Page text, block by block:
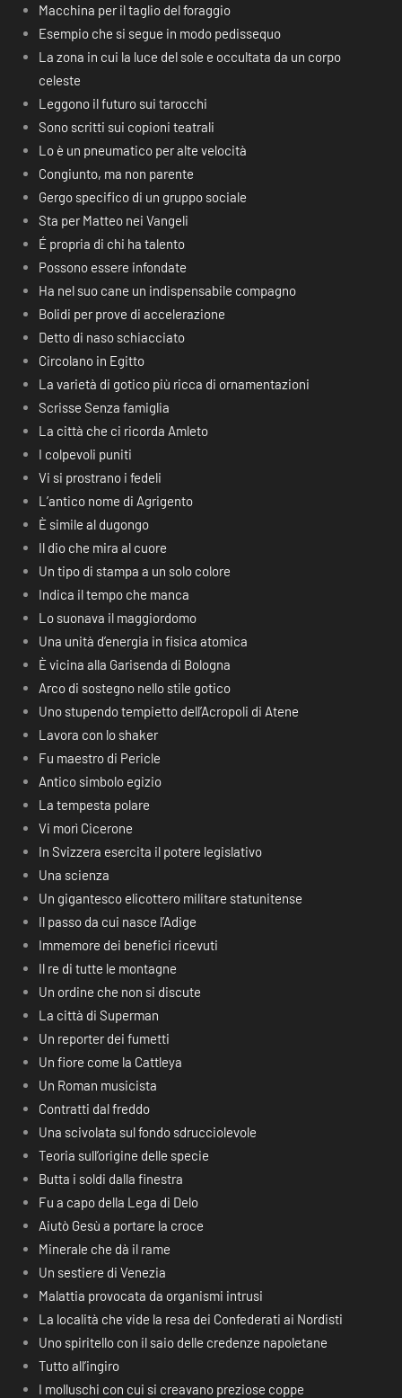
Macchina per il taglio del foraggio
Esempio che si segue in modo pedissequo
La zona in cui la luce del sole e occultata da un corpo
celeste
Leggono il futuro sui tarocchi
Sono scritti sui copioni teatrali
Lo è un pneumatico per alte velocità
Congiunto, ma non parente
Gergo specifico di un gruppo sociale
Sta per Matteo nei Vangeli
É propria di chi ha talento
Possono essere infondate
Ha nel suo cane un indispensabile compagno
Bolidi per prove di accelerazione
Detto di naso schiacciato
Circolano in Egitto
La varietà di gotico più ricca di ornamentazioni
Scrisse Senza famiglia
La città che ci ricorda Amleto
I colpevoli puniti
Vi si prostrano i fedeli
L’antico nome di Agrigento
È simile al dugongo
Il dio che mira al cuore
Un tipo di stampa a un solo colore
Indica il tempo che manca
Lo suonava il maggiordomo
Una unità d’energia in fisica atomica
È vicina alla Garisenda di Bologna
Arco di sostegno nello stile gotico
Uno stupendo tempietto dell’Acropoli di Atene
Lavora con lo shaker
Fu maestro di Pericle
Antico simbolo egizio
La tempesta polare
Vi morì Cicerone
In Svizzera esercita il potere legislativo
Una scienza
Un gigantesco elicottero militare statunitense
Il passo da cui nasce l’Adige
Immemore dei benefici ricevuti
Il re di tutte le montagne
Un ordine che non si discute
La città di Superman
Un reporter dei fumetti
Un fiore come la Cattleya
Un Roman musicista
Contratti dal freddo
Una scivolata sul fondo sdrucciolevole
Teoria sull’origine delle specie
Butta i soldi dalla finestra
Fu a capo della Lega di Delo
Aiutò Gesù a portare la croce
Minerale che dà il rame
Un sestiere di Venezia
Malattia provocata da organismi intrusi
La località che vide la resa dei Confederati ai Nordisti
Uno spiritello con il saio delle credenze napoletane
Tutto all’ingiro
I molluschi con cui si creavano preziose coppe